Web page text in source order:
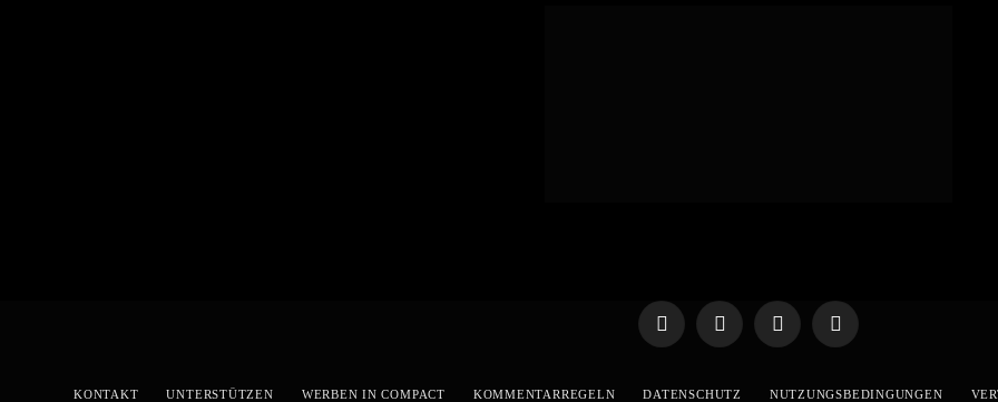
TelegramWhatsApp
X
YouTube
KONTAKT UNTERSTÜTZEN WERBEN IN COMPACT KOMMENTARREGELN DATENSCHUTZ NUTZUNGSBEDINGUNGEN